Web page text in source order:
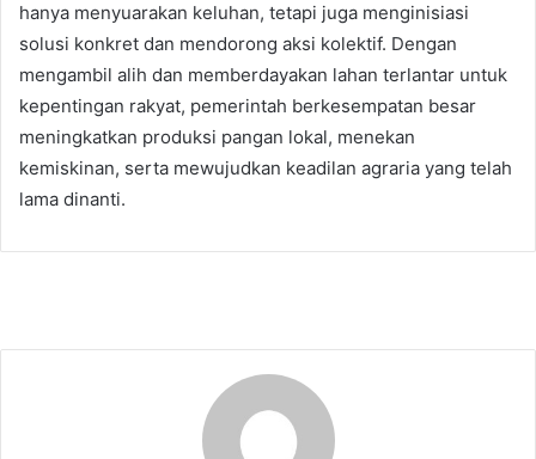
hanya menyuarakan keluhan, tetapi juga menginisiasi
solusi konkret dan mendorong aksi kolektif. Dengan
mengambil alih dan memberdayakan lahan terlantar untuk
kepentingan rakyat, pemerintah berkesempatan besar
meningkatkan produksi pangan lokal, menekan
kemiskinan, serta mewujudkan keadilan agraria yang telah
lama dinanti.